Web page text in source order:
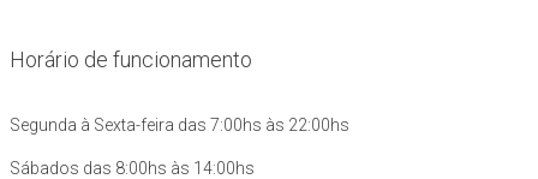
Horário de funcionamento
Segunda à Sexta-feira das 7:00hs às 22:00hs
Sábados das 8:00hs às 14:00hs